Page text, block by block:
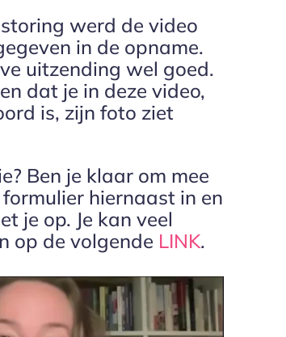
werd de video
in de opname.
uitzending wel goed.
dat je in deze video,
is, zijn foto ziet
Ben je klaar om mee
hiernaast in en
je op. Je kan veel
op de volgende LINK.